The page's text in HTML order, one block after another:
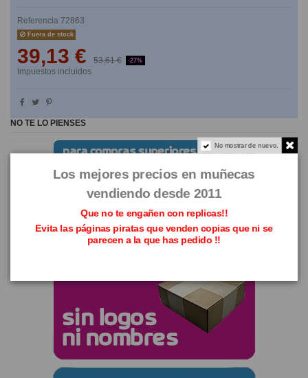
Referencia 72863
Fuera de stock
39,13 € 53,61 € -27%
Impuestos incluidos
NO TE LO PIENSES
No mostrar de nuevo.
Los mejores precios en muñecas
vendiendo desde 2011
Que no te engañen con replicas!!
Evita las páginas piratas que venden copias que ni se
parecen a la que has pedido !!